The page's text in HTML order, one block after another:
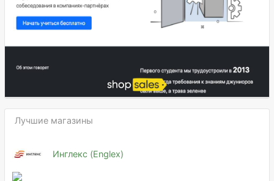
Лучшие магазины
Инглекс (Englex)